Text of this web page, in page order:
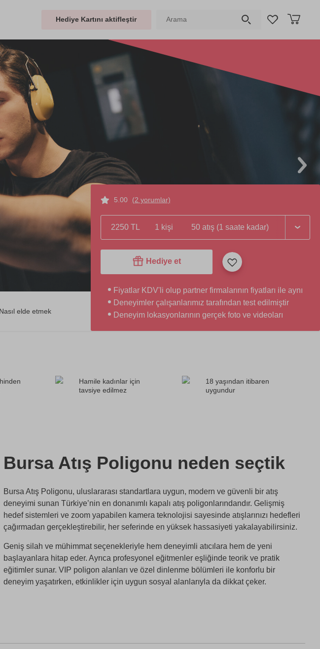
Hediye Kartını aktifleştir
Nasıl elde etmek
5.00 (2 yorumlar)
2250 TL 1 kişi 50 atış (1 saate kadar)
Hediye et
Fiyatlar KDV'li olup partner firmalarının fiyatları ile aynı
Deneyimler çalışanlarımız tarafından test edilmiştir
Deneyim lokasyonlarının gerçek foto ve videoları
Hamile kadınlar için
tavsiye edilmez
18 yaşından itibaren
uygundur
Bursa Atış Poligonu neden seçtik
Bursa Atış Poligonu, uluslararası standartlara uygun, modern ve güvenli bir atış
deneyimi sunan Türkiye’nin en donanımlı kapalı atış poligonlarındandır. Gelişmiş
hedef sistemleri ve zoom yapabilen kamera teknolojisi sayesinde atışlarınızı hedefleri
çağırmadan gerçekleştirebilir, her seferinde en yüksek hassasiyeti yakalayabilirsiniz.
Geniş silah ve mühimmat seçenekleriyle hem deneyimli atıcılara hem de yeni
başlayanlara hitap eder. Ayrıca profesyonel eğitmenler eşliğinde teorik ve pratik
eğitimler sunar. VIP poligon alanları ve özel dinlenme bölümleri ile konforlu bir
deneyim yaşatırken, etkinlikler için uygun sosyal alanlarıyla da dikkat çeker.